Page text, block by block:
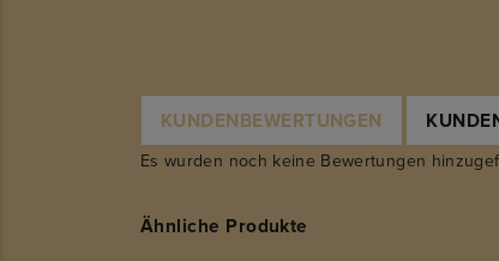
KUNDENBEWERTUNGEN
Es wurden noch keine Bewertungen
Ähnliche Produkte